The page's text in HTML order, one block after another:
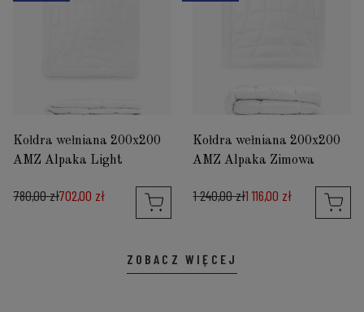
Kołdra wełniana 200x200
AMZ Alpaka Light
780,00 zł702,00 zł
Kołdra wełniana 200x200
AMZ Alpaka Zimowa
1 240,00 zł1 116,00 zł
ZOBACZ WIĘCEJ